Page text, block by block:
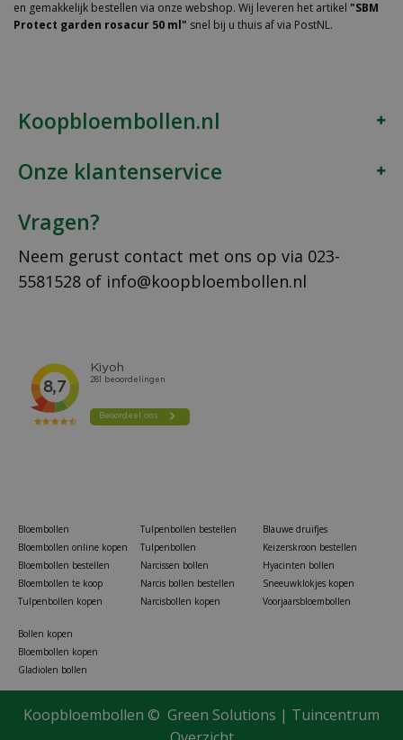
SBM Protect garden rosacur 50 ml
en gemakkelijk bestellen via onze webshop. Wij leveren het artikel "SBM
Protect garden rosacur 50 ml" snel bij u thuis af via PostNL.
Koopbloembollen.nl
Onze klantenservice
Vragen?
Neem gerust contact met ons op via 023-
5581528 of info@koopbloembollen.nl
Bloembollen
Bloembollen online kopen
Bloembollen bestellen
Bloembollen te koop
Tulpenbollen kopen
Tulpenbollen bestellen
Tulpenbollen
Narcissen bollen
Narcis bollen bestellen
Narcisbollen kopen
Blauwe druifjes
Keizerskroon bestellen
Hyacinten bollen
Sneeuwklokjes kopen
Voorjaarsbloembollen
Bollen kopen
Bloembollen kopen
Gladiolen bollen
Koopbloembollen © Green Solutions | Tuincentrum